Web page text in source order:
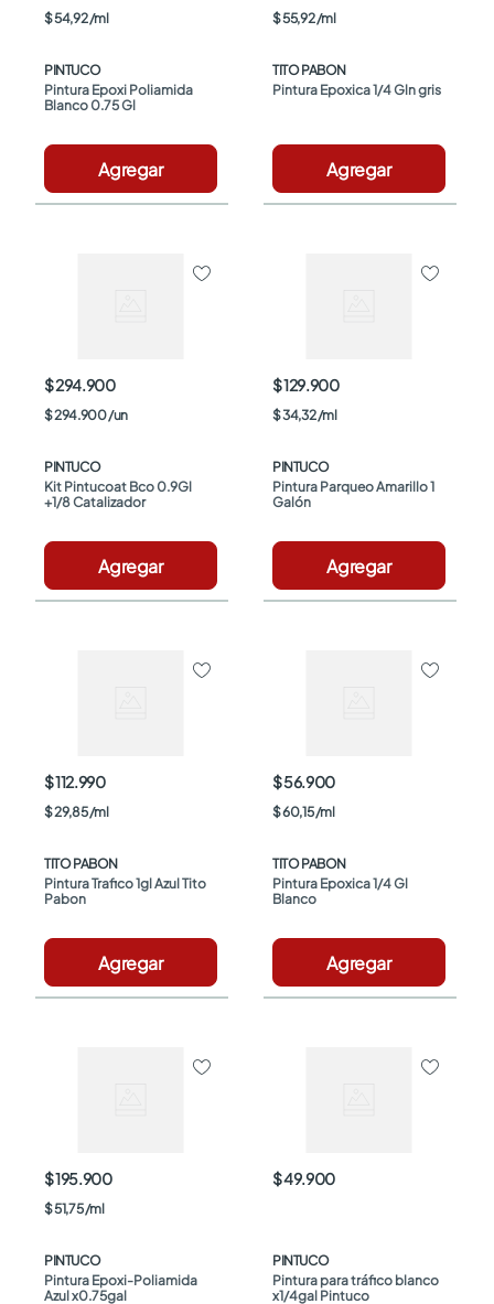
$54,92/ml
PINTUCO
Pintura Epoxi Poliamida
Blanco 0.75 Gl
Agregar
$55,92/ml
TITO PABON
Pintura Epoxica 1/4 Gln gris
Agregar
$ 294.900
$294.900/un
PINTUCO
Kit Pintucoat Bco 0.9Gl
+1/8 Catalizador
Agregar
$ 129.900
$34,32/ml
PINTUCO
Pintura Parqueo Amarillo 1
Galón
Agregar
$ 112.990
$29,85/ml
TITO PABON
Pintura Trafico 1gl Azul Tito
Pabon
Agregar
$ 56.900
$60,15/ml
TITO PABON
Pintura Epoxica 1/4 Gl
Blanco
Agregar
$ 195.900
$51,75/ml
PINTUCO
Pintura Epoxi-Poliamida
Azul x0.75gal
$ 49.900
PINTUCO
Pintura para tráfico blanco
x1/4gal Pintuco